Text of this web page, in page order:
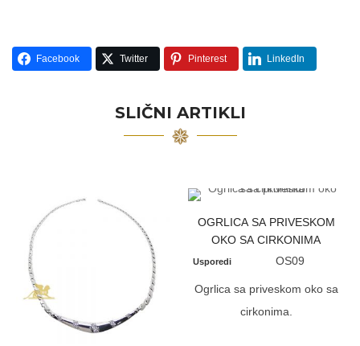
Facebook Twitter Pinterest LinkedIn
SLIČNI ARTIKLI
OGRLICA SA PRIVESKOM
OKO SA CIRKONIMA
Usporedi OS09
Ogrlica sa priveskom oko sa
cirkonima.